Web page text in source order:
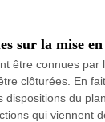
sur la mise
être connues par
clôturées. En
dispositions du
qui viennent